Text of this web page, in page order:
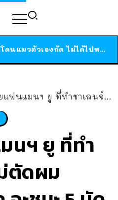
ได้เวลาเด็กหนวดรวมตัว RF Online Next เปิดให้เล่นแล้ว เกม Sci-Fi MMORPG ระดับตำนาน เล่นได้ทั้งมือถือและ PC
สาวญี่ปุ่นโดนแมวตัวเองกัด ไม่ได้ไปหาหมอตั้งแต่เนิ่นๆ สุดท้ายขาบวม กลายเป็นโรคเนื้อเน่า เตือนทาสแมวทั้งหลายให้ระวัง
เลนจ์ จะไม่ตัดผมจนกว่าทีมรัก จะชนะ 5 นัดติด ตั้งใจบริจาคผม ให้องค์กรการกุศลเมื่อจบชาเลนจ์ (แต่ไม่รู้จะจบเมื่อไหร่นะ)
นฯ ยู ที่ทำ
ตัดผม